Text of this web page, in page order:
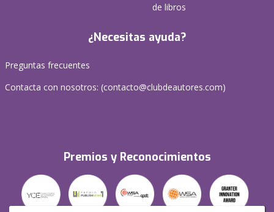
de libros
¿Necesitas ayuda?
Preguntas frecuentes
Contacta con nosotros: (contacto@clubdeautores.com)
Premios y Reconocimientos